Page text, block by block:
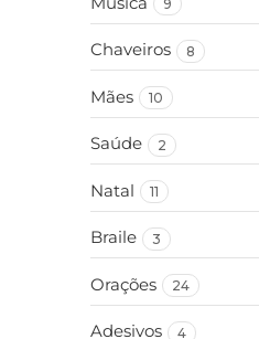
9
Chaveiros 8
Mães 10
Saúde 2
Natal 11
Braile 3
Orações 24
Adesivos 4